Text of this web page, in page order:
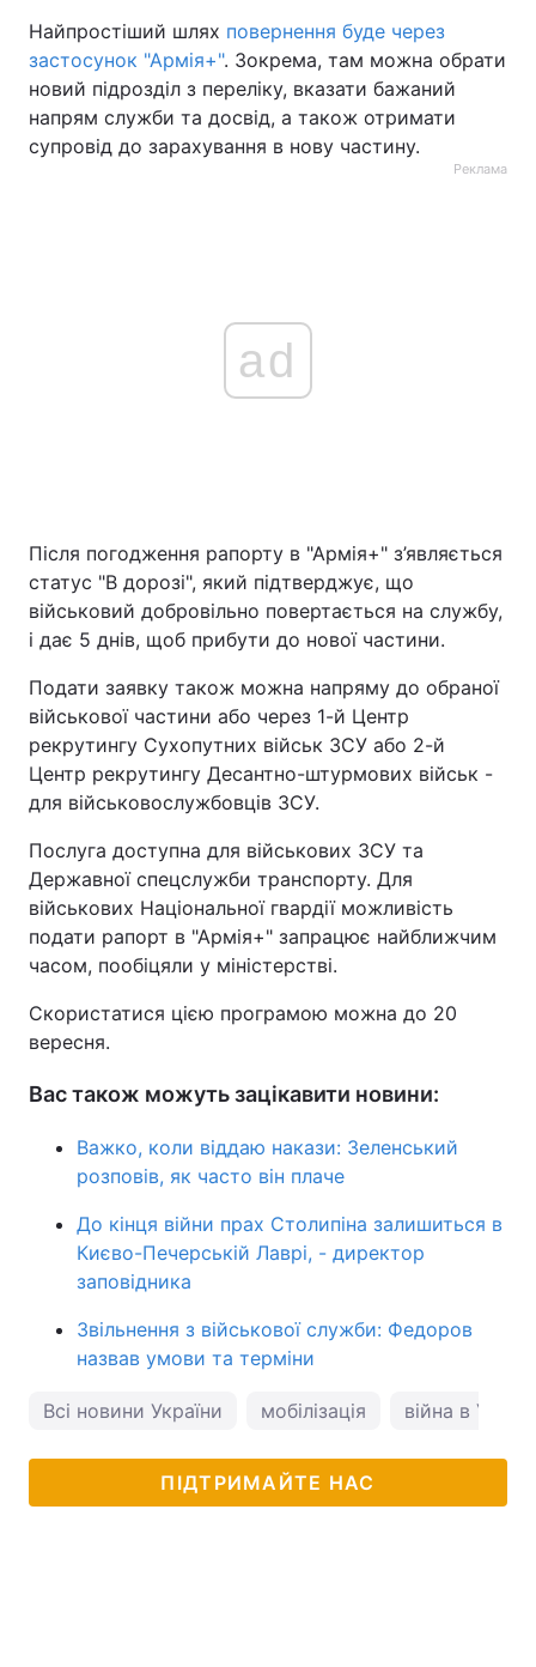
Найпростіший шлях повернення буде через
застосунок "Армія+". Зокрема, там можна обрати
новий підрозділ з переліку, вказати бажаний
напрям служби та досвід, а також отримати
супровід до зарахування в нову частину.
Реклама
ad
Після погодження рапорту в "Армія+" з’являється
статус "В дорозі", який підтверджує, що
військовий добровільно повертається на службу,
і дає 5 днів, щоб прибути до нової частини.
Подати заявку також можна напряму до обраної
військової частини або через 1-й Центр
рекрутингу Сухопутних військ ЗСУ або 2-й
Центр рекрутингу Десантно-штурмових військ -
для військовослужбовців ЗСУ.
Послуга доступна для військових ЗСУ та
Державної спецслужби транспорту. Для
військових Національної гвардії можливість
подати рапорт в "Армія+" запрацює найближчим
часом, пообіцяли у міністерстві.
Скористатися цією програмою можна до 20
вересня.
Вас також можуть зацікавити новини:
Важко, коли віддаю накази: Зеленський
розповів, як часто він плаче
До кінця війни прах Столипіна залишиться в
Києво-Печерській Лаврі, - директор
заповідника
Звільнення з військової служби: Федоров
назвав умови та терміни
Всі новини України мобілізація війна в
ПІДТРИМАЙТЕ НАС